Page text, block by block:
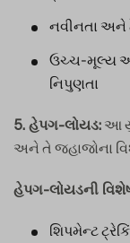
નવીનતા અને
ઉચ્ચ-મૂલ્ય
નિપુણતા
5. હેપગ-લોયડ: આ
અને તે જહાજોના
હેપગ-લોયડની
શિપમેન્ટ